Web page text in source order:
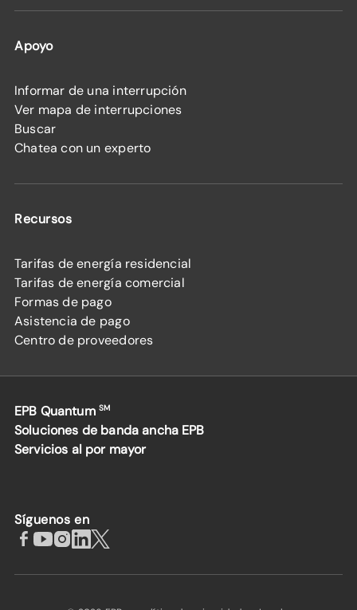
Apoyo
Informar de una interrupción
Ver mapa de interrupciones
Buscar
Chatea con un experto
Recursos
Tarifas de energía residencial
Tarifas de energía comercial
Formas de pago
Asistencia de pago
Centro de proveedores
EPB Quantum SM
Soluciones de banda ancha EPB
Servicios al por mayor
Síguenos en